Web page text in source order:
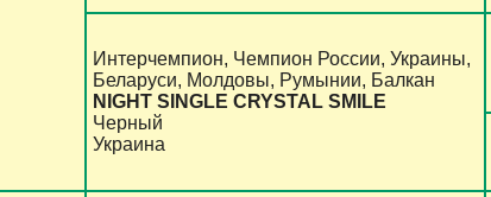
Интерчемпион, Чемпион России, Украины,
Беларуси, Молдовы, Румынии, Балкан
NIGHT SINGLE CRYSTAL SMILE
Черный
Украина